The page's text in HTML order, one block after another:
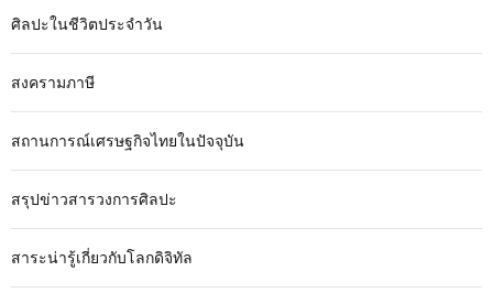
ศิลปะในชีวิตประจำวัน
สงครามภาษี
สถานการณ์เศรษฐกิจไทยในปัจจุบัน
สรุปข่าวสารวงการศิลปะ
สาระน่ารู้เกี่ยวกับโลกดิจิทัล